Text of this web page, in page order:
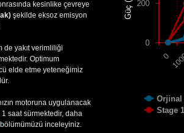
kesinlike çevreye
şekilde eksoz emisyon
de yakıt verimliliği
Optimum
elde etme yeteneğimiz
motoruna uygulanacak
saat sürmektedir, daha
bölümümüzü inceleyiniz.
Orjinal
Stage
0
0
200